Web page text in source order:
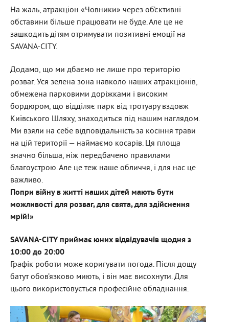
На жаль, атракціон «Човники» через об’єктивні
обставини більше працювати не буде. Але це не
зашкодить дітям отримувати позитивні емоції на
SAVANA-CITY.
Додамо, що ми дбаємо не лише про територію
розваг. Уся зелена зона навколо наших атракціонів,
обмежена парковими доріжками і високим
бордюром, що відділяє парк від тротуару вздовж
Київського Шляху, знаходиться під нашим наглядом.
Ми взяли на себе відповідальність за косіння трави
на цій території — наймаємо косарів. Ця площа
значно більша, ніж передбачено правилами
благоустрою. Але це теж наше обличчя, і для нас це
важливо.
Попри війну в житті наших дітей мають бути
можливості для розваг, для свята, для здійснення
мрій!»
SAVANA-CITY приймає юних відвідувачів щодня з
10:00 до 20:00
Графік роботи може коригувати погода. Після дощу
батут обов’язково миють, і він має висохнути. Для
цього використовується професійне обладнання.